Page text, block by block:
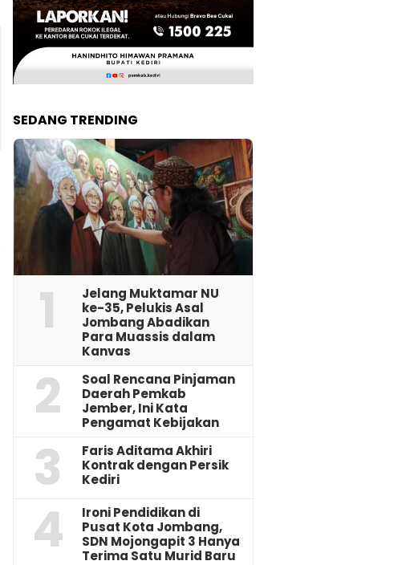
SEDANG TRENDING
1
Jelang Muktamar NU
ke-35, Pelukis Asal
Jombang Abadikan
Para Muassis dalam
Kanvas
2
‎Soal Rencana Pinjaman
Daerah Pemkab
Jember, Ini Kata
Pengamat Kebijakan ‎
3
Faris Aditama Akhiri
Kontrak dengan Persik
Kediri
4
Ironi Pendidikan di
Pusat Kota Jombang,
SDN Mojongapit 3 Hanya
Terima Satu Murid Baru